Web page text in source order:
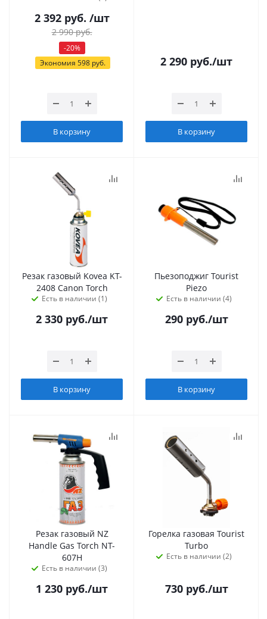
2 392руб. /шт
2 990руб.
-20%
Экономия 598 руб.
В корзину
2 290 руб./шт
В корзину
Резак газовый Kovea KT-
2408 Canon Torch
Есть в наличии (1)
2 330 руб./шт
В корзину
Пьезоподжиг Tourist
Piezo
Есть в наличии (4)
290руб./шт
В корзину
Резак газовый NZ
Handle Gas Torch NT-
607H
Есть в наличии (3)
1 230 руб./шт
Горелка газовая Tourist
Turbo
Есть в наличии (2)
730руб./шт